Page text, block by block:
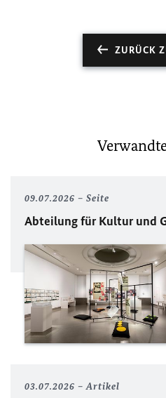
ZURÜCK
09.07.2026 Seite
Abteilung für Kultur und
03.07.2026 Artikel